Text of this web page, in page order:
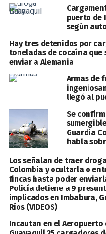
puerto de
según
Hay tres detenidos por
toneladas de cocaína que
enviar a Alemania
Armas de
llegó al
Se
Guardia
habla
Los señalan de traer
Colombia y ocultarla o
fincas hasta poder
Policía detiene a 9
implicados en Imbabura,
Ríos (VIDEOS)
Incautan en el Aeropuerto